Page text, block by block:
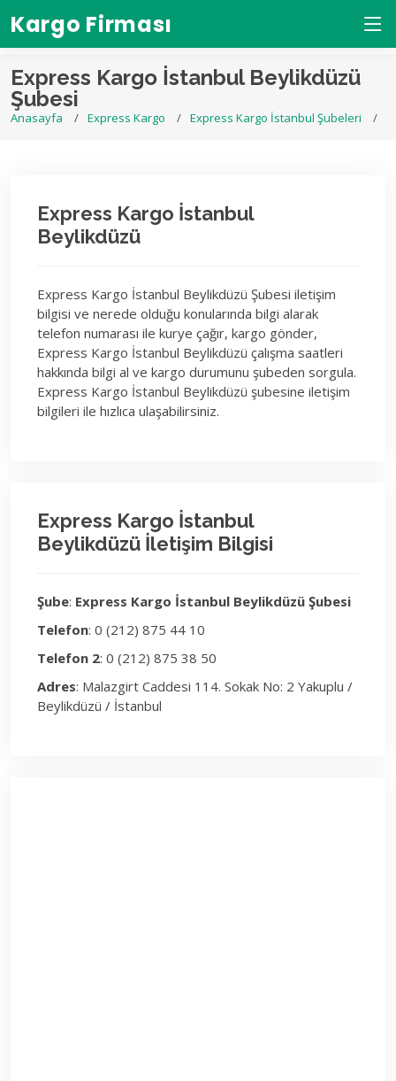
Kargo Firması
Express Kargo İstanbul Beylikdüzü
Şubesi
Anasayfa Express Kargo Express Kargo İstanbul Şubeleri
Express Kargo İstanbul
Beylikdüzü
Express Kargo İstanbul Beylikdüzü Şubesi iletişim
bilgisi ve nerede olduğu konularında bilgi alarak
telefon numarası ile kurye çağır, kargo gönder,
Express Kargo İstanbul Beylikdüzü çalışma saatleri
hakkında bilgi al ve kargo durumunu şubeden sorgula.
Express Kargo İstanbul Beylikdüzü şubesine iletişim
bilgileri ile hızlıca ulaşabilirsiniz.
Express Kargo İstanbul
Beylikdüzü İletişim Bilgisi
Şube: Express Kargo İstanbul Beylikdüzü Şubesi
Telefon: 0 (212) 875 44 10
Telefon 2: 0 (212) 875 38 50
Adres: Malazgirt Caddesi 114. Sokak No: 2 Yakuplu /
Beylikdüzü / İstanbul